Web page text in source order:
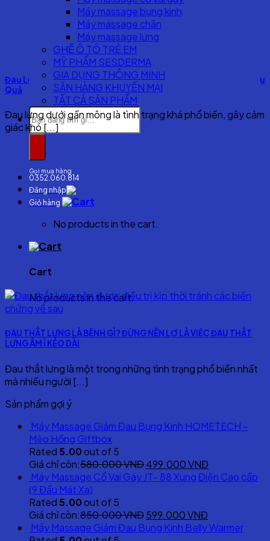
Máy massage bụng kinh
Máy massage chân
Máy massage lưng
GHẾ Ô TÔ TRẺ EM
MỸ PHẨM SESDERMA
GIA DỤNG THÔNG MINH
SĂN HÀNG KHUYẾN MẠI
TẤT CẢ SẢN PHẨM
Search
for:
Gọi mua hàng
0352.060.814
Đăng nhập
Giỏ hàng
No products in the cart.
Cart
No products in the cart.
Đau Lưng Dưới Gần Mông – Nguyên Nhân và Cách Khắc Phục Hiệu
Quả
Đau lưng dưới gần mông là tình trạng khá phổ biến, gây cảm
giác khó [...]
ĐAU THẮT LƯNG LÀ BỆNH GÌ? ĐỪNG NÊN LƠ LÀ VIỆC ĐAU THẮT
LƯNG ÂM Ỉ KÉO DÀI
Đau thắt lưng là một trong những tình trạng phổ biến nhất
mà nhiều người [...]
Sản phẩm gợi ý
Máy Massage Giảm Đau Bụng Kinh HOMETECH -
Mèo Hồng Giftbox
Rated 5.00out of 5
Giá chỉ còn:580.000VNĐOriginal
price
499.000VNĐ
price
Máy Massage Cổ Vai Gáy JT- 88 Xung Điện Cao cấp
(9 Đầu Mát Xa)
Rated 5.00out of 5
Giá chỉ còn:850.000VNĐOriginal
price
599.000VNĐ
price
Máy Massage Giảm Đau Bụng Kinh Belly Warmer